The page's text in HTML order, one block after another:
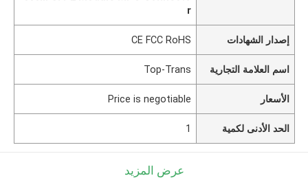
r
إصدار الشهادات CE FCC RoHS
اسم العلامة التجارية Top-Trans
الأسعار Price is negotiable
الحد الأدنى لكمية 1
عرض المزيد